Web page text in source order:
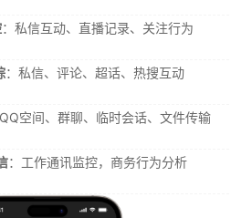
：私信互动、直播记录、关注行为
：私信、评论、超话、热搜互动
空间、群聊、临时会话、文件传输
：工作通讯监控，商务行为分析